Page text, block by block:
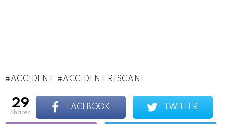
ACCIDENT ACCIDENT RISCANI
29
shares
FACEBOOK TWITTER